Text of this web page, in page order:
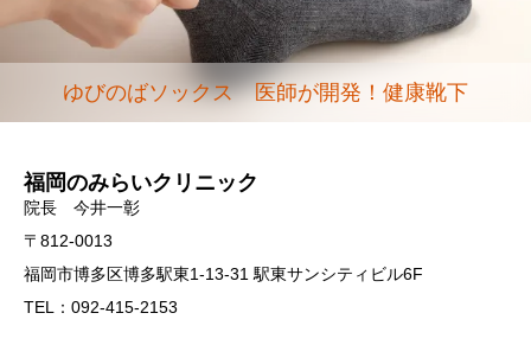
ゆびのばソックス 医師が開発！健康靴下
福岡のみらいクリニック
院長 今井一彰
〒812-0013
福岡市博多区博多駅東1-13-31 駅東サンシティビル6F
TEL：092-415-2153